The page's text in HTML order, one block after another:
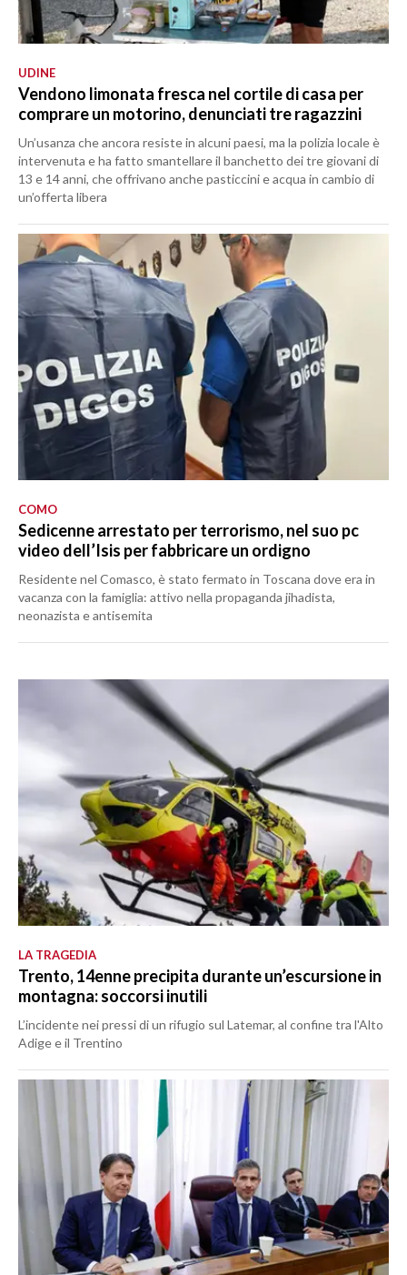
UDINE
Vendono limonata fresca nel cortile di casa per
comprare un motorino, denunciati tre ragazzini
Un’usanza che ancora resiste in alcuni paesi, ma la polizia locale è
intervenuta e ha fatto smantellare il banchetto dei tre giovani di
13 e 14 anni, che offrivano anche pasticcini e acqua in cambio di
un’offerta libera
COMO
Sedicenne arrestato per terrorismo, nel suo pc
video dell’Isis per fabbricare un ordigno
Residente nel Comasco, è stato fermato in Toscana dove era in
vacanza con la famiglia: attivo nella propaganda jihadista,
neonazista e antisemita
LA TRAGEDIA
Trento, 14enne precipita durante un’escursione in
montagna: soccorsi inutili
L’incidente nei pressi di un rifugio sul Latemar, al confine tra l'Alto
Adige e il Trentino